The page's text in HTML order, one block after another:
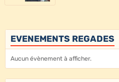
EVENEMENTS REGADES
Aucun évènement à afficher.